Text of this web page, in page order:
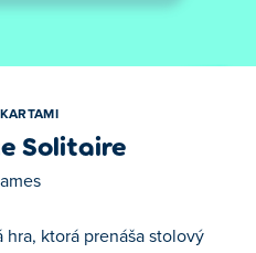
Solitaire
ktorá prenáša stolový